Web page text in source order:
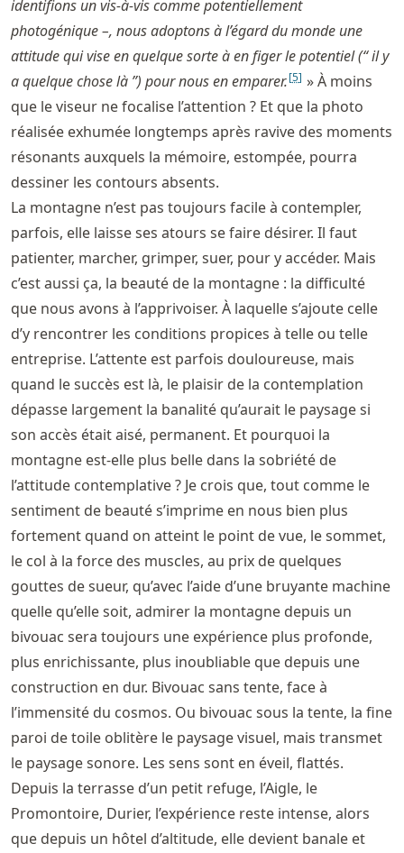
identifions un vis-à-vis comme potentiellement
photogénique –, nous adoptons à l’égard du monde une
attitude qui vise en quelque sorte à en figer le potentiel (“ il y
a quelque chose là ”) pour nous en emparer.[5] » À moins
que le viseur ne focalise l’attention ? Et que la photo
réalisée exhumée longtemps après ravive des moments
résonants auxquels la mémoire, estompée, pourra
dessiner les contours absents.
La montagne n’est pas toujours facile à contempler,
parfois, elle laisse ses atours se faire désirer. Il faut
patienter, marcher, grimper, suer, pour y accéder. Mais
c’est aussi ça, la beauté de la montagne : la difficulté
que nous avons à l’apprivoiser. À laquelle s’ajoute celle
d’y rencontrer les conditions propices à telle ou telle
entreprise. L’attente est parfois douloureuse, mais
quand le succès est là, le plaisir de la contemplation
dépasse largement la banalité qu’aurait le paysage si
son accès était aisé, permanent. Et pourquoi la
montagne est-elle plus belle dans la sobriété de
l’attitude contemplative ? Je crois que, tout comme le
sentiment de beauté s’imprime en nous bien plus
fortement quand on atteint le point de vue, le sommet,
le col à la force des muscles, au prix de quelques
gouttes de sueur, qu’avec l’aide d’une bruyante machine
quelle qu’elle soit, admirer la montagne depuis un
bivouac sera toujours une expérience plus profonde,
plus enrichissante, plus inoubliable que depuis une
construction en dur. Bivouac sans tente, face à
l’immensité du cosmos. Ou bivouac sous la tente, la fine
paroi de toile oblitère le paysage visuel, mais transmet
le paysage sonore. Les sens sont en éveil, flattés.
Depuis la terrasse d’un petit refuge, l’Aigle, le
Promontoire, Durier, l’expérience reste intense, alors
que depuis un hôtel d’altitude, elle devient banale et